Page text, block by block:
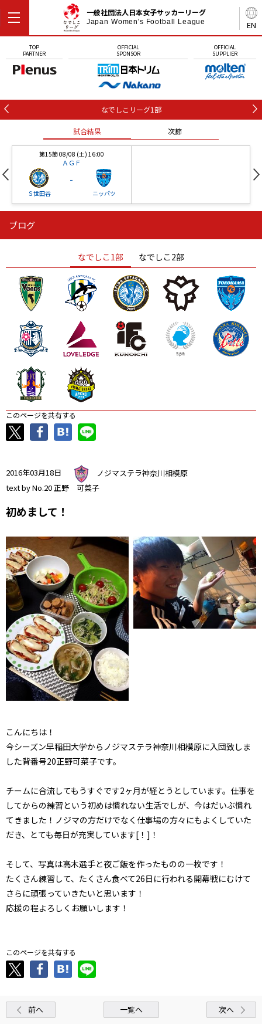
EN
一般社団法人日本女子サッカーリーグ
Japan Women's Football League
TOP
PARTNER
OFFICIAL
SPONSOR
OFFICIAL
SUPPLIER
なでしこリーグ1部
試合結果 次節
第15節 08/08 (土) 16:00
ＡＧＦ
Ｓ世田谷
-
ニッパツ
ニッパツ
ニッパツ 名古屋
石人の星
静岡 愛媛Ｌ
ブログ
なでしこ1部 なでしこ2部
このページを共有する
2016年03月18日
ノジマステラ神奈川相模原
text by No.20 正野 可菜子
初めまして！
こんにちは！
今シーズン早稲田大学からノジマステラ神奈川相模原に入団致しま
した背番号20正野可菜子です。
チームに合流してもうすぐです2ヶ月が経とうとしています。仕事を
してからの練習という初めは慣れない生活でしが、今はだいぶ慣れ
てきました！ノジマの方だけでなく仕事場の方々にもよくしていた
だき、とても毎日が充実しています[！]！
そして、写真は高木選手と夜ご飯を作ったものの一枚です！
たくさん練習して、たくさん食べて26日に行われる開幕戦にむけて
さらに頑張っていきたいと思います！
応援の程よろしくお願いします！
このページを共有する
前へ 一覧へ 次へ